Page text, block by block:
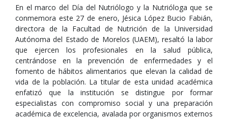
En el marco del Día del Nutriólogo y la Nutrióloga que se
conmemora este 27 de enero, Jésica López Bucio Fabián,
directora de la Facultad de Nutrición de la Universidad
Autónoma del Estado de Morelos (UAEM), resaltó la labor
que ejercen los profesionales en la salud pública,
centrándose en la prevención de enfermedades y el
fomento de hábitos alimentarios que elevan la calidad de
vida de la población. La titular de esta unidad académica
enfatizó que la institución se distingue por formar
especialistas con compromiso social y una preparación
académica de excelencia, avalada por organismos externos